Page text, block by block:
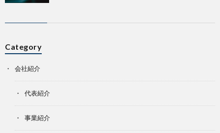
Category
会社紹介
代表紹介
事業紹介